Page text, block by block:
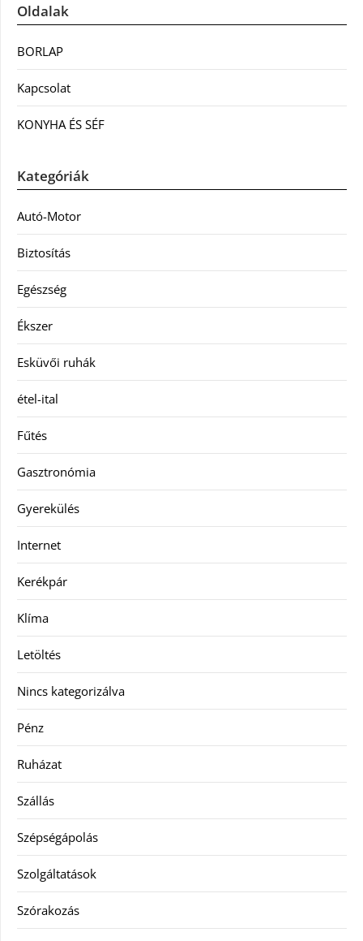
Oldalak
BORLAP
Kapcsolat
KONYHA ÉS SÉF
Kategóriák
Autó-Motor
Biztosítás
Egészség
Ékszer
Esküvői ruhák
étel-ital
Fűtés
Gasztronómia
Gyerekülés
Internet
Kerékpár
Klíma
Letöltés
Nincs kategorizálva
Pénz
Ruházat
Szállás
Szépségápolás
Szolgáltatások
Szórakozás